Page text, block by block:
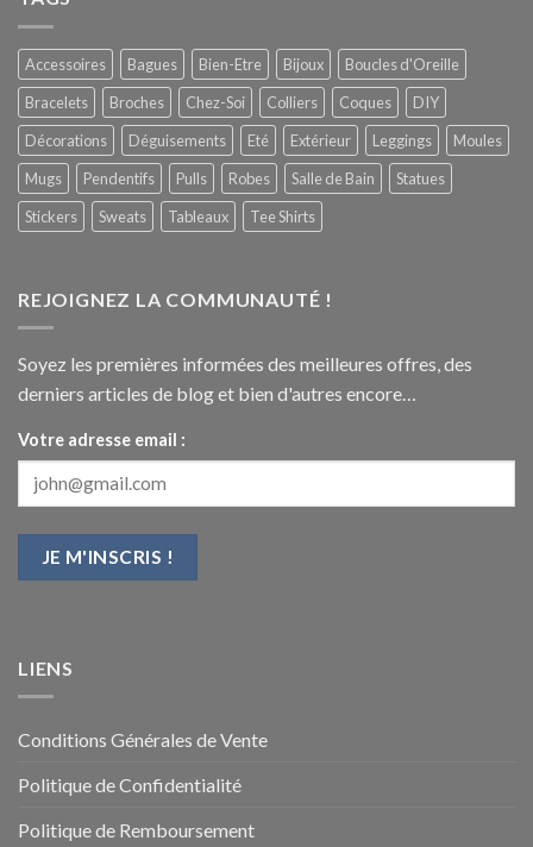
Accessoires Bagues Bien-Etre Bijoux
Boucles d'Oreille
Bracelets
Broches Chez-Soi Colliers Coques
DIY
Décorations
Déguisements Eté Extérieur Leggings
Moules
Mugs
Pendentifs Pulls Robes Salle de Bain
Statues
Stickers
Sweats Tableaux Tee Shirts
REJOIGNEZ LA COMMUNAUTÉ !
Soyez les premières informées des meilleures offres, des
derniers articles de blog et bien d'autres encore…
Votre adresse email :
LIENS
Conditions Générales de Vente
Politique de Confidentialité
Politique de Remboursement